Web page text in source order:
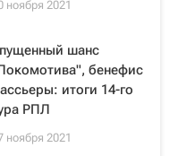
ноября 2021
шанс
бенефис
итоги 14-го
РПЛ
ноября 2021